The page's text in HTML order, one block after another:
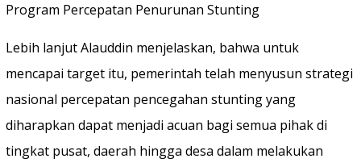
Program Percepatan Penurunan Stunting
Lebih lanjut Alauddin menjelaskan, bahwa untuk
mencapai target itu, pemerintah telah menyusun strategi
nasional percepatan pencegahan stunting yang
diharapkan dapat menjadi acuan bagi semua pihak di
tingkat pusat, daerah hingga desa dalam melakukan